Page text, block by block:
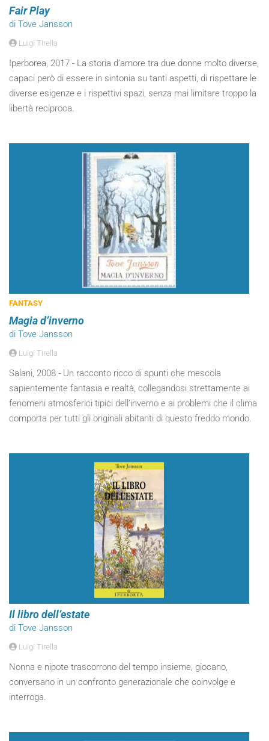
Fair Play
di Tove Jansson
Luigi Tirella
Iperborea, 2017 - La storia d’amore tra due donne molto diverse,
capaci però di essere in sintonia su tanti aspetti, di rispettare le
diverse esigenze e i rispettivi spazi, senza mai limitare troppo la
libertà reciproca.
FANTASY
Magia d’inverno
di Tove Jansson
Luigi Tirella
Salani, 2008 - Un racconto ricco di spunti che mescola
sapientemente fantasia e realtà, collegandosi strettamente ai
fenomeni atmosferici tipici dell’inverno e ai problemi che il clima
comporta per tutti gli originali abitanti di questo freddo mondo.
Il libro dell’estate
di Tove Jansson
Luigi Tirella
Nonna e nipote trascorrono del tempo insieme, giocano,
conversano in un confronto generazionale che coinvolge e
interroga.